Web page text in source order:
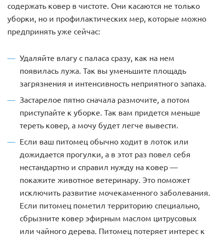
содержать ковер в чистоте. Они касаются не только
уборки, но и профилактических мер, которые можно
предпринять уже сейчас:
Удаляйте влагу с паласа сразу, как на нем
появилась лужа. Так вы уменьшите площадь
загрязнения и интенсивность неприятного запаха.
Застарелое пятно сначала размочите, а потом
приступайте к уборке. Так вам придется меньше
тереть ковер, а мочу будет легче вывести.
Если ваш питомец обычно ходит в лоток или
дожидается прогулки, а в этот раз повел себя
нестандартно и справил нужду на ковер —
покажите животное ветеринару. Это поможет
исключить развитие мочекаменного заболевания.
Если питомец пометил территорию специально,
сбрызните ковер эфирным маслом цитрусовых
или чайного дерева. Питомец потеряет интерес к